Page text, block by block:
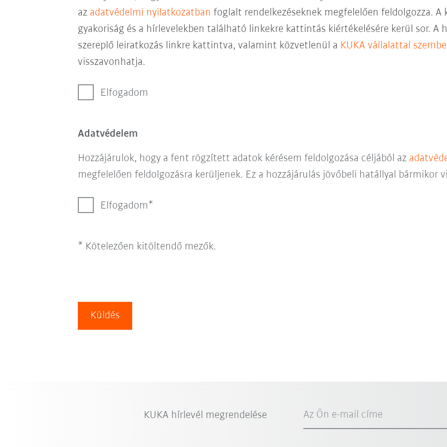
az adatvédelmi nyilatkozatban foglalt rendelkezéseknek megfelelően feldolgozza. A
gyakoriság és a hírlevelekben található linkekre kattintás kiértékelésére kerül sor. A
szereplő leiratkozás linkre kattintva, valamint közvetlenül a KUKA vállalattal
visszavonhatja.
Elfogadom
Adatvédelem
Hozzájárulok, hogy a fent rögzített adatok kérésem feldolgozása céljából az
megfelelően feldolgozásra kerüljenek. Ez a hozzájárulás jövőbeli hatállyal bármikor
Elfogadom
* Kötelezően kitöltendő mezők.
Küldés
KUKA hírlevél megrendelése Az Ön e-mail címe